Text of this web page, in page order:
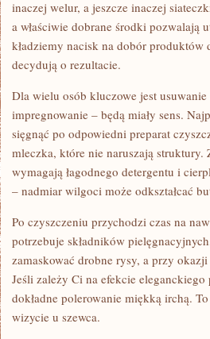
inaczej welur, a jeszcze inaczej
a właściwie dobrane środki pozwalają
kładziemy nacisk na dobór produktów
decydują o rezultacie.
Dla wielu osób kluczowe jest
impregnowanie – będą miały sens.
sięgnąć po odpowiedni preparat
mleczka, które nie naruszają
wymagają łagodnego detergentu i
– nadmiar wilgoci może odkształcać
Po czyszczeniu przychodzi czas na
potrzebuje składników
zamaskować drobne rysy, a przy
Jeśli zależy Ci na efekcie
dokładne polerowanie miękką irchą.
wizycie u szewca.